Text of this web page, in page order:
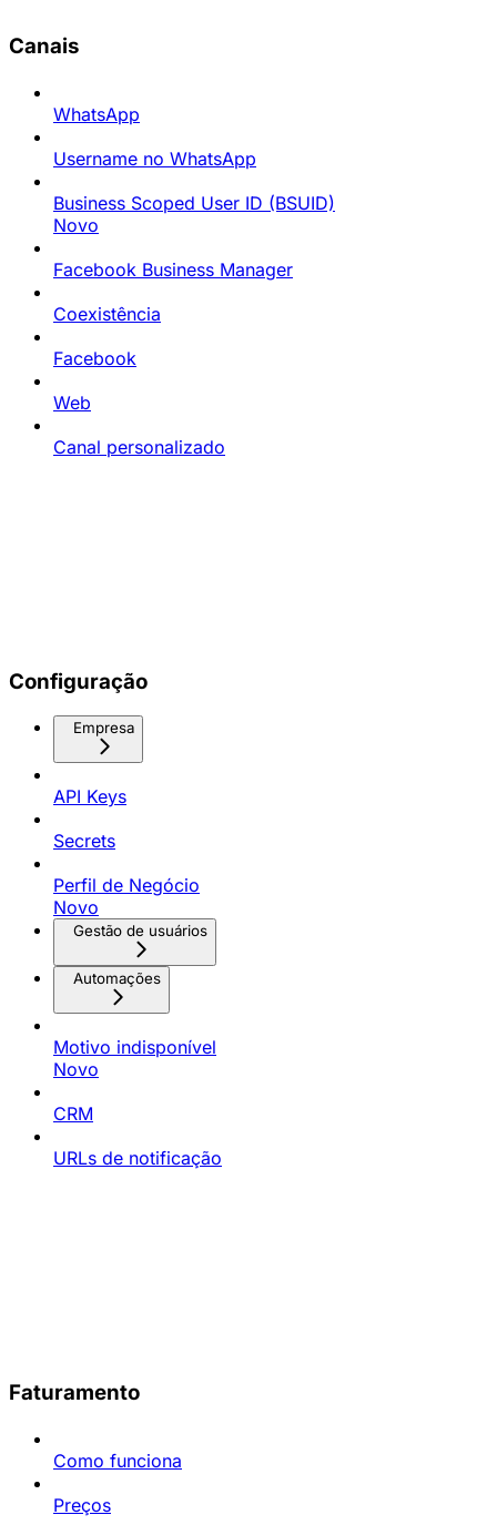
Canais
WhatsApp
Username no WhatsApp
Business Scoped User ID (BSUID)
Novo
Facebook Business Manager
Coexistência
Facebook
Web
Canal personalizado
Configuração
Empresa
API Keys
Secrets
Perfil de Negócio
Novo
Gestão de usuários
Automações
Motivo indisponível
Novo
CRM
URLs de notificação
Faturamento
Como funciona
Preços